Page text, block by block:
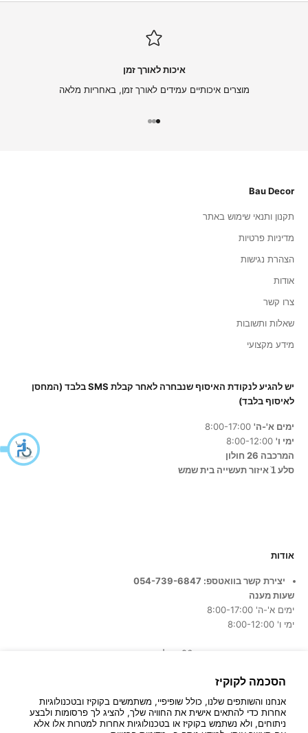
הסכמה לקוקיז
אנחנו והשותפים שלנו, כולל שופיפיי, משתמשים בקוקיז ובטכנולוגיות
אחרות כדי להתאים אישית את החוויה שלך, להציג לך פרסומות ולבצע
ניתוחים, ולא נשתמש בקוקיז או בטכנולוגיות אחרות למטרות אלו אלא
איכות לאורך זמן
מוצרים איכותיים עמידים לאורך זמן, באחריות מלאה
עבור לפריט 1
עבור לפריט 2
עבור לפריט 3
Bau Decor
תקנון ותנאי שימוש באתר
מדיניות פרטיות
הצהרת נגישות
אודות
צרו קשר
שאלות ותשובות
מידע מקצועי
יש להגיע לנקודת האיסוף שנבחרה לאחר קבלת SMS בלבד (המחסן
לאיסוף בלבד)
ימים א'-ה'
ימי ו'
המרכבה 26 חולון
סלע 1ֿ איזור תעשייה בית שמש
אודות
יצירת קשר בוואטספ: 054-739-6847
שעות מענה
ימים א'-ה' 8:00-17:00
ימי ו' 8:00-12:00